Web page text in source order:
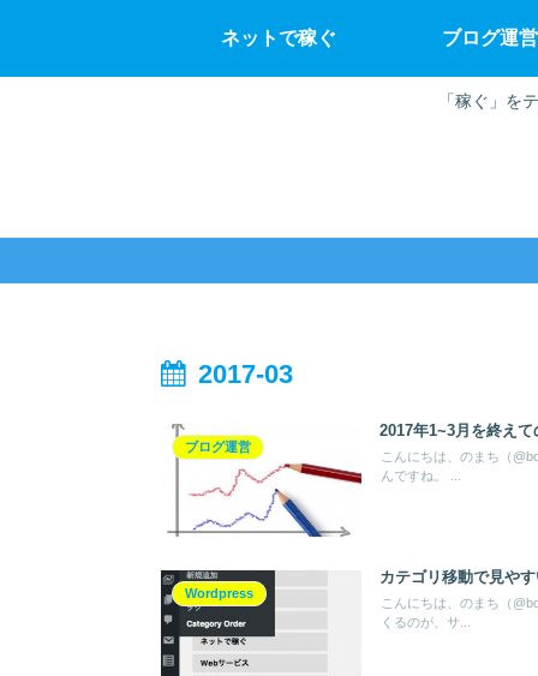
「稼ぐ」を
ネットで稼ぐ ブログ運営
2017-03
ブログ運営
2017年1~3月を終えて
こんにちは、のまち（
んですね。 ...
Wordpress
カテゴリ移動で見や
こんにちは、のまち（
くるのが、サ...